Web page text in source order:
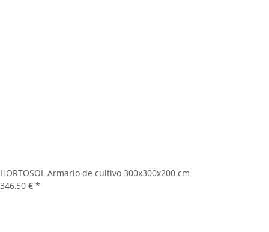
HORTOSOL Armario de cultivo 300x300x200 cm
346,50 € *